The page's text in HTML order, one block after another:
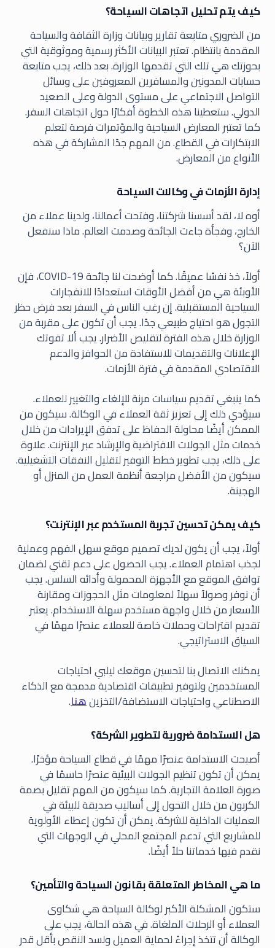
كيف يتم تحليل اتجاهات السياحة؟
من الضروري متابعة تقارير وبيانات وزارة الثقافة والسياحة
المقدمة بانتظام. تعتبر البيانات الأكثر رسمية وموثوقية التي
بحوزتك هي تلك التي تقدمها الوزارة. بعد ذلك، يجب متابعة
حسابات المدونين والمسافرين المعروفين على وسائل
التواصل الاجتماعي على مستوى الدولة وعلى الصعيد
الدولي. ستعطينا هذه الخطوة أفكارًا حول اتجاهات السفر.
كما تعتبر المعارض السياحية والمؤتمرات فرصة لتعلم
الابتكارات في القطاع. من المهم جدًا المشاركة في هذه
الأنواع من المعارض.
إدارة الأزمات في وكالات السياحة
أوه لا، لقد أسسنا شركتنا، وفتحت أعمالنا، ولدينا عملاء من
الخارج، وفجأة جاءت الجائحة وصدمت العالم. ماذا سنفعل
الآن؟
أولاً، خذ نفسًا عميقًا. كما أوضحت لنا جائحة COVID-19، فإن
الأوبئة هي من أفضل الأوقات استعدادًا للانفجارات
السياحية المستقبلية. إن رغب الناس في السفر بعد فرض حظر
التجول هو احتياج طبيعي جدًا. يجب أن تكون على مقربة من
الوزارة خلال هذه الفترة لتقليص الأضرار. يجب ألا تفوتك
الإعلانات والتقديمات للاستفادة من الحوافز والدعم
الاقتصادي المقدمة في فترة الأزمات.
كما ينبغي تقديم سياسات مرنة للإلغاء والتغيير للعملاء.
سيؤدي ذلك إلى تعزيز ثقة العملاء في الوكالة. سيكون من
الممكن أيضًا محاولة الحفاظ على تدفق الإيرادات من خلال
خدمات مثل الجولات الافتراضية والإرشاد عبر الإنترنت. علاوة
على ذلك، يجب تطوير خطط التوفير لتقليل النفقات التشغيلية.
سيكون من الأفضل مراجعة أنظمة العمل من المنزل أو
الهجينة.
كيف يمكن تحسين تجربة المستخدم عبر الإنترنت؟
أولاً، يجب أن يكون لديك تصميم موقع سهل الفهم وعملية
لجذب اهتمام العملاء. يجب الحصول على دعم تقني لضمان
توافق الموقع مع الأجهزة المحمولة وأدائه السلس. يجب
أن نوفر وصولاً سهلاً لمعلومات مثل الحجوزات ومقارنة
الأسعار من خلال واجهة مستخدم سهلة الاستخدام. يعتبر
تقديم اقتراحات وحملات خاصة للعملاء عنصرًا مهمًا في
السياق الاستراتيجي.
يمكنك الاتصال بنا لتحسين موقعك ليلبي احتياجات
المستخدمين ولتوفير تطبيقات اقتصادية مدمجة مع الذكاء
الاصطناعي واحتياجات الاستضافة/التخزينهنا.
هل الاستدامة ضرورية لتطوير الشركة؟
أصبحت الاستدامة عنصرًا مهمًا في قطاع السياحة مؤخرًا.
يمكن أن تكون تنظيم الجولات البيئية عنصرًا حاسمًا في
صورة العلامة التجارية. كما سيكون من المهم تقليل بصمة
الكربون من خلال التحول إلى أساليب صديقة للبيئة في
العمليات الداخلية للشركة. يمكن أن تكون إعطاء الأولوية
للمشاريع التي تدعم المجتمع المحلي في الوجهات التي
نقدم فيها خدماتنا حلاً أيضًا.
ما هي المخاطر المتعلقة بقانون السياحة والتأمين؟
ستكون المشكلة الأكبر لوكالة السياحة هي شكاوى
العملاء أو الرحلات الملغاة. في هذه الحالة، يجب على
الوكالة أن تتخذ إجراءً لحماية العميل ولسد النقص بأقل قدر